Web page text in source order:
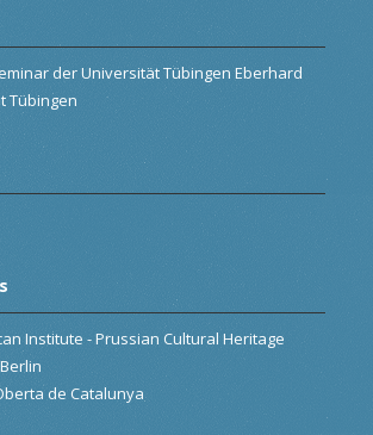
der Universität Tübingen Eberhard
Tübingen
Institute - Prussian Cultural Heritage
de Catalunya